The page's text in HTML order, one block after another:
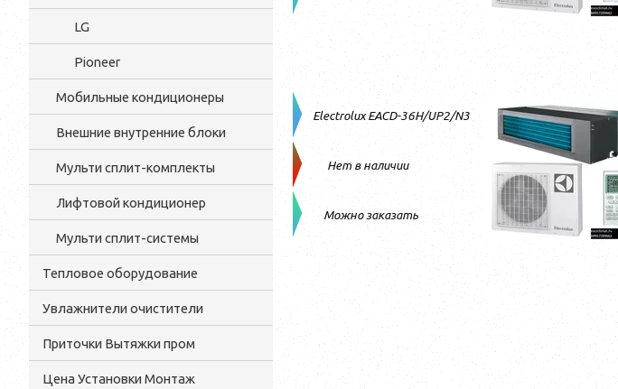
LG
Pioneer
Мобильные кондиционеры
Внешние внутренние блоки
Мульти cплит-комплекты
Лифтовой кондиционер
Мульти сплит-системы
Тепловое оборудование
Увлажнители очистители
Приточки Вытяжки пром
Цена Установки Монтаж
Electrolux EACD-36H/UP2/N3
Нет в наличии
Можно заказать